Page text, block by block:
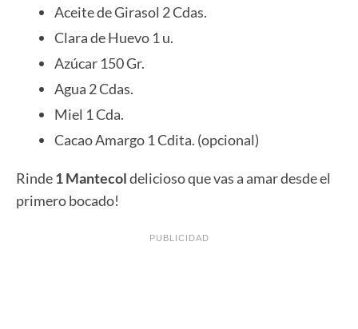
Aceite de Girasol 2 Cdas.
Clara de Huevo 1 u.
Azúcar 150 Gr.
Agua 2 Cdas.
Miel 1 Cda.
Cacao Amargo 1 Cdita. (opcional)
Rinde1 Mantecoldelicioso que vas a amar desde el
primero bocado!
PUBLICIDAD